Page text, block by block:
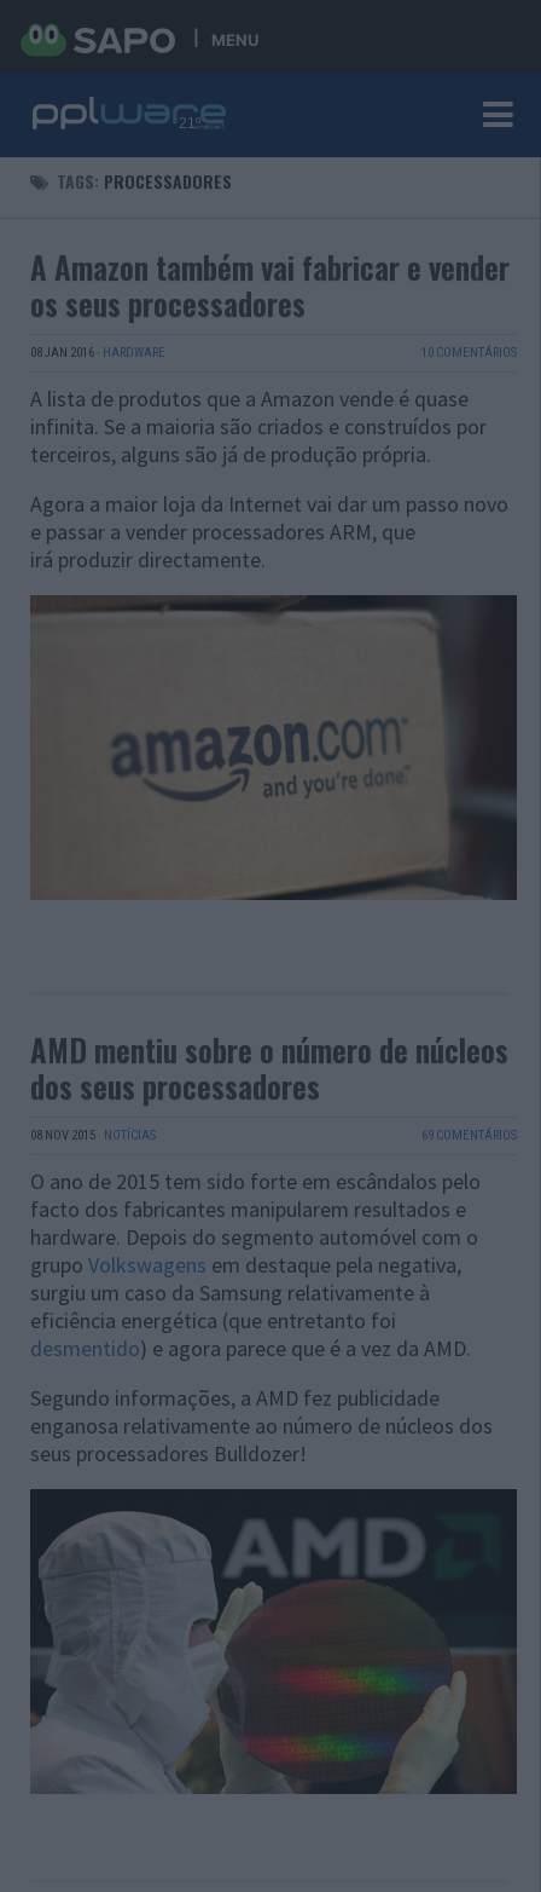
MENU
TAGS: PROCESSADORES
A Amazon também vai fabricar e vender
os seus processadores
08 JAN 2016 · HARDWARE 10 COMENTÁRIOS
A lista de produtos que a Amazon vende é quase
infinita. Se a maioria são criados e construídos por
terceiros, alguns são já de produção própria.
Agora a maior loja da Internet vai dar um passo novo
e passar a vender processadores ARM, que
irá produzir directamente.
AMD mentiu sobre o número de núcleos
dos seus processadores
08 NOV 2015 · NOTÍCIAS 69 COMENTÁRIOS
O ano de 2015 tem sido forte em escândalos pelo
facto dos fabricantes manipularem resultados e
hardware. Depois do segmento automóvel com o
grupo Volkswagens em destaque pela negativa,
surgiu um caso da Samsung relativamente à
eficiência energética (que entretanto foi
desmentido) e agora parece que é a vez da AMD.
Segundo informações, a AMD fez publicidade
enganosa relativamente ao número de núcleos dos
seus processadores Bulldozer!